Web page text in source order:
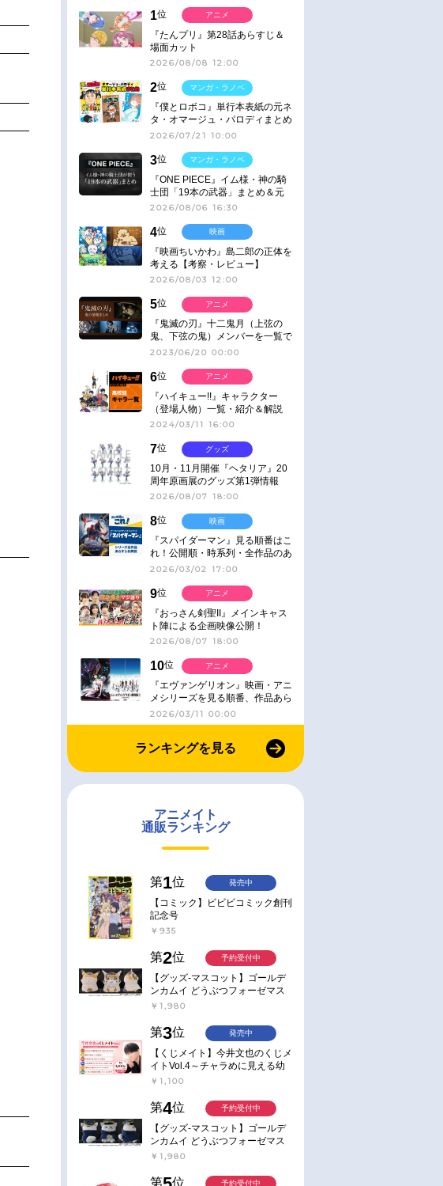
1位
『たんプリ』第28話あらすじ＆
場面カット
2026/08/08 12:00
アニメ
2位
『僕とロボコ』単行本表紙の元ネ
タ・オマージュ・パロディまとめ
2026/07/21 10:00
マンガ・ラノベ
3位
『ONE PIECE』イム様・神の騎
士団「19本の武器」まとめ＆元
ネタ
2026/08/06 16:30
マンガ・ラノベ
4位
『映画ちいかわ』島二郎の正体を
考える【考察・レビュー】
2026/08/03 12:00
映画
5位
『鬼滅の刃』十二鬼月（上弦の
鬼、下弦の鬼）メンバーを一覧で
紹介＆解説（登場鬼の情報まと
2023/06/20 00:00
アニメ
6位
『ハイキュー!!』キャラクター
（登場人物）一覧・紹介＆解説
2024/03/11 16:00
アニメ
7位
10月・11月開催『ヘタリア』20
周年原画展のグッズ第1弾情報
2026/08/07 18:00
グッズ
8位
『スパイダーマン』見る順番はこ
れ！公開順・時系列・全作品のあ
らすじをまとめました
2026/03/02 17:00
映画
9位
『おっさん剣聖II』メインキャス
ト陣による企画映像公開！
2026/08/07 18:00
アニメ
10位
『エヴァンゲリオン』映画・アニ
メシリーズを見る順番、作品あら
すじ解説【シリーズ30周年】
2026/03/11 00:00
アニメ
ランキングを見る
アニメイト
通販ランキング
第1位
【コミック】ビビビコミック創刊
記念号
￥935
発売中
第2位
【グッズ-マスコット】ゴールデ
ンカムイ どうぶつフォーゼマス
コット 4.尾形百之助【再販】
￥1,980
予約受付中
第3位
【くじメイト】今井文也のくじメ
イトVol.4～チャラめに見える幼
馴染、実は一途で独占欲が強いん
￥1,100
発売中
第4位
【グッズ-マスコット】ゴールデ
ンカムイ どうぶつフォーゼマス
コット 5.月島軍曹【再販】
￥1,980
予約受付中
第 位 予約受付中